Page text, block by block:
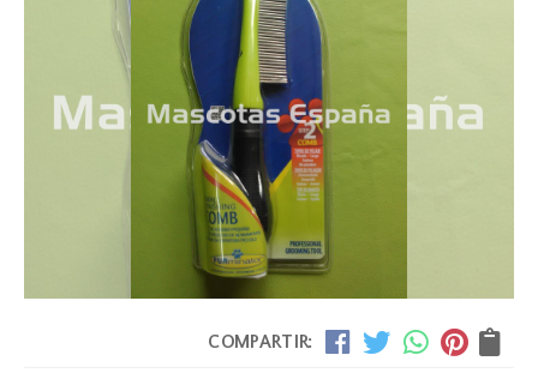
COMPARTIR: